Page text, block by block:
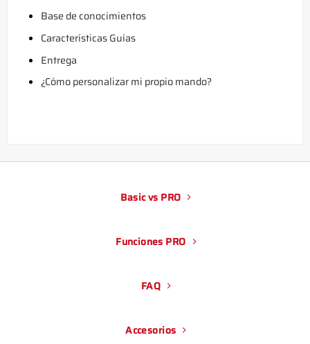
Base de conocimientos
Características Guías
Entrega
¿Cómo personalizar mi propio mando?
Basic vs PRO
Funciones PRO
FAQ
Accesorios